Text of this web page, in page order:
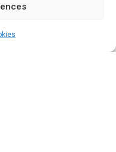
aider ?
échange